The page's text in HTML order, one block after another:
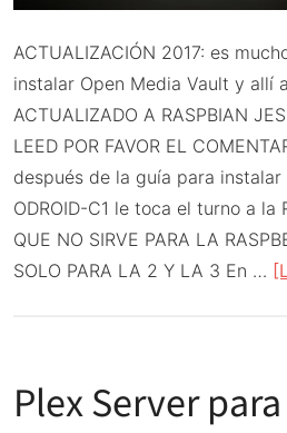
ACTUALIZACIÓN 2017: es
instalar Open Media Vault y allí
ACTUALIZADO A RASPBIAN
LEED POR FAVOR EL
después de la guía para
ODROID-C1 le toca el turno a la
QUE NO SIRVE PARA LA
SOLO PARA LA 2 Y LA 3 En …
Plex Server